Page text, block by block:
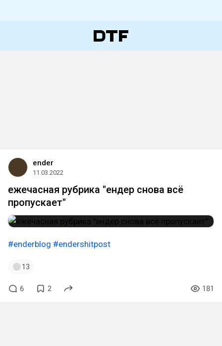
ender
11.03.2022
ежечасная рубрика "ендер снова всё
пропускает"
#enderblog #endershitpost
13
6 2 181